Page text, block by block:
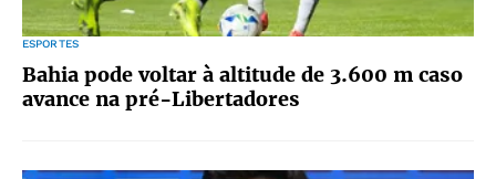
ESPORTES
Bahia pode voltar à altitude de 3.600 m caso
avance na pré-Libertadores